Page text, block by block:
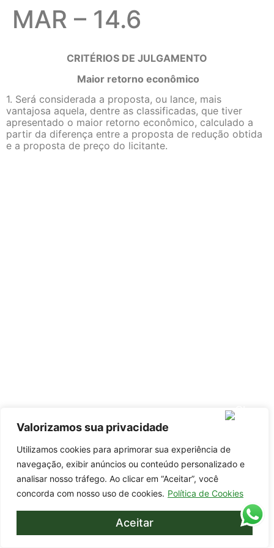
Valorizamos sua privacidade
Utilizamos cookies para aprimorar sua experiência de
navegação, exibir anúncios ou conteúdo personalizado e
analisar nosso tráfego. Ao clicar em “Aceitar”, você
concorda com nosso uso de cookies. Política de Cookies
Aceitar
MAR – 14.6
CRITÉRIOS DE JULGAMENTO
Maior retorno econômico
1. Será considerada a proposta, ou lance, mais
vantajosa aquela, dentre as classificadas, que tiver
apresentado o maior retorno econômico, calculado a
partir da diferença entre a proposta de redução obtida
e a proposta de preço do licitante.